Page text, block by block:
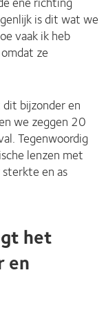
is dit wat we
vaak ik heb
ze
bijzonder en
we zeggen 20
Tegenwoordig
lenzen met
en as
het
en